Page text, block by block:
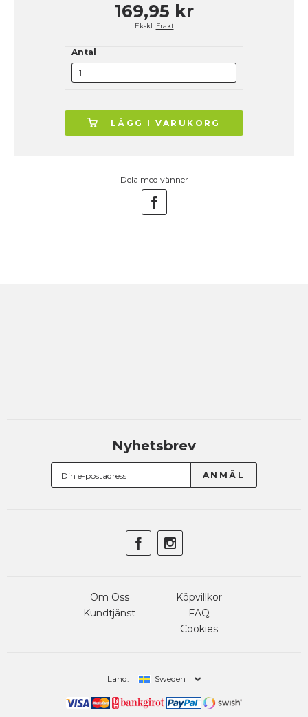
169,95 kr
Ekskl. Frakt
Antal
LÄGG I VARUKORG
Dela med vänner
Nyhetsbrev
Om Oss
Kundtjänst
Köpvillkor
FAQ
Cookies
Land: Sweden